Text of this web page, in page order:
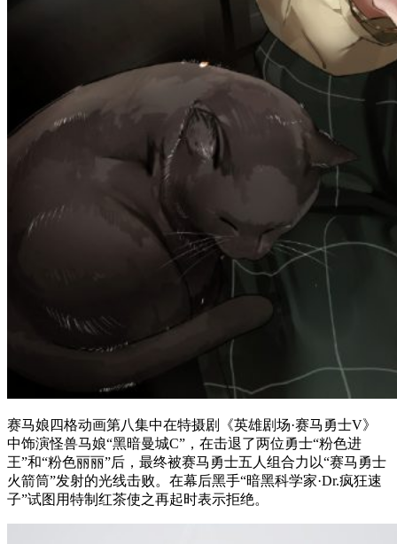
赛马娘四格动画第八集中在特摄剧《英雄剧场·赛马勇士V》
中饰演怪兽马娘“黑暗曼城C”，在击退了两位勇士“粉色进
王”和“粉色丽丽”后，最终被赛马勇士五人组合力以“赛马勇士
火箭筒”发射的光线击败。在幕后黑手“暗黑科学家·Dr.疯狂速
子”试图用特制红茶使之再起时表示拒绝。